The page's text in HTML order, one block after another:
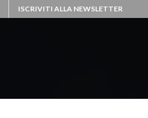
ISCRIVITI ALLA NEWSLETTER